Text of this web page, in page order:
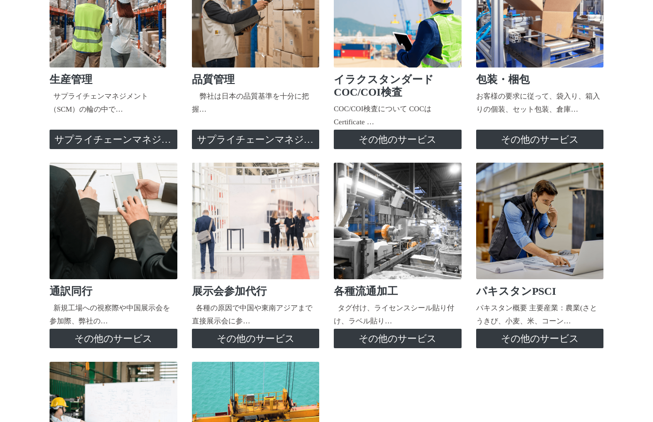
生産管理
サプライチェンマネジメント
（SCM）の輪の中で…
サプライチェーンマネジメント
品質管理
弊社は日本の品質基準を十分に把
握…
サプライチェーンマネジメント
イラクスタンダード
COC/COI検査
COC/COI検査について COCは
Certificate …
その他のサービス
包装・梱包
お客様の要求に従って、袋入り、箱入
りの個装、セット包装、倉庫…
その他のサービス
通訳同行
新規工場への視察際や中国展示会を
参加際、弊社の…
その他のサービス
展示会参加代行
各種の原因で中国や東南アジアまで
直接展示会に参…
その他のサービス
各種流通加工
タグ付け、ライセンスシール貼り付
け、ラベル貼り…
その他のサービス
パキスタンPSCI
パキスタン概要 主要産業：農業(さと
うきび、小麦、米、コーン…
その他のサービス